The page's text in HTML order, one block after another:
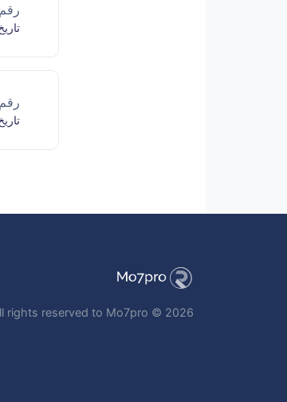
تاريخ
تاريخ
rights reserved to Mo7pro © 2026